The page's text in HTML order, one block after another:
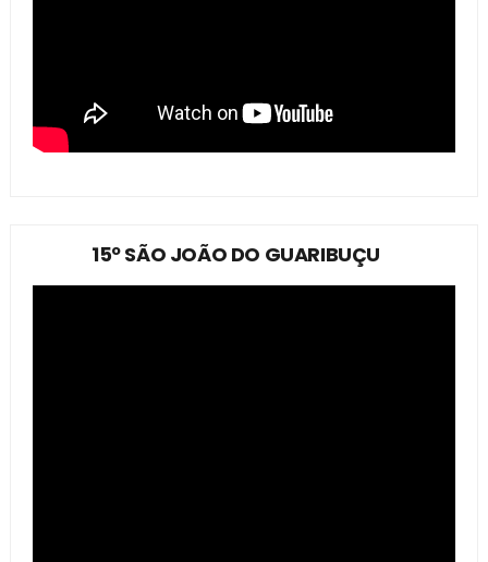
15º SÃO JOÃO DO GUARIBUÇU